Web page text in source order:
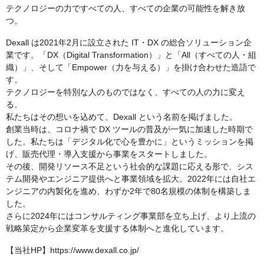
テクノロジーの力ですべての人、すべての企業の可能性を解き放
つ。
Dexall は2021年2月に設立された IT・DX の総合ソリューション企
業です。「DX（Digital Transformation）」と「All（すべての人・組
織）」、そして「Empower（力を与える）」を掛け合わせた造語で
す。
テクノロジーを特別な人のものではなく、すべての人の力に変え
る。
私たちはその想いを込めて、Dexall という名前を掲げました。
創業当時は、コロナ禍で DX ツールの普及が一気に加速した時期で
した。私たちは「デジタル化で心を豊かに」というミッションを掲
げ、販売代理・導入支援から事業をスタートしました。
その後、開発リソース不足という社会的な課題に応える形で、シス
テム開発やエンジニア提供へと事業領域を拡大。2022年には自社エ
ンジニアの内製化を進め、わずか2年で80名規模の体制を構築しま
した。
さらに2024年にはコンサルティング事業部を立ち上げ、より上流の
戦略策定から企業変革を支援する体制へと進化しています。
【当社HP】https://www.dexall.co.jp/